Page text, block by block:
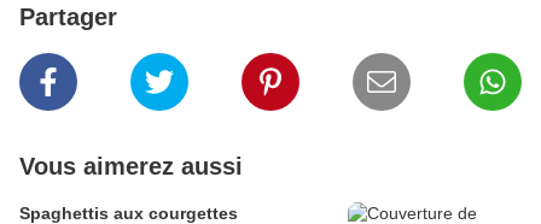
Partager
Vous aimerez aussi
Spaghettis aux courgettes